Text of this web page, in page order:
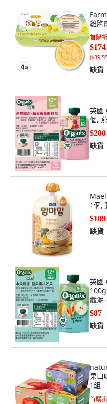
雞胸
首購
$174
(
缺貨
英國
個,
$200
缺貨
1個,
$109
缺貨
英國
纖泥
$87
缺貨
果口
1組
首購